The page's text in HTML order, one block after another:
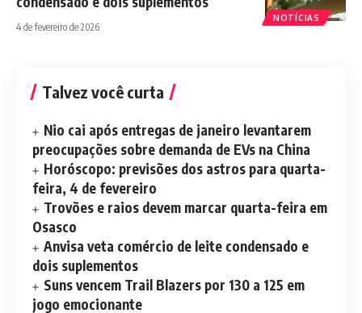
NOTÍCIAS
4 de fevereiro de 2026
Talvez você curta
Nio cai após entregas de janeiro levantarem
preocupações sobre demanda de EVs na China
Horóscopo: previsões dos astros para quarta-
feira, 4 de fevereiro
Trovões e raios devem marcar quarta-feira em
Osasco
Anvisa veta comércio de leite condensado e
dois suplementos
Suns vencem Trail Blazers por 130 a 125 em
jogo emocionante